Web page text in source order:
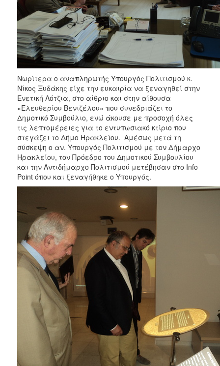
Νωρίτερα ο αναπληρωτής Υπουργός Πολιτισμού κ.
Νίκος Ξυδάκης είχε την ευκαιρία να ξεναγηθεί στην
Ενετική Λότζια, στο αίθριο και στην αίθουσα
«Ελευθερίου Βενιζέλου» που συνεδριάζει το
Δημοτικό Συμβούλιο, ενώ άκουσε με προσοχή όλες
τις λεπτομέρειες για το εντυπωσιακό κτίριο που
στεγάζει το Δήμο Ηρακλείου. Αμέσως μετά τη
σύσκεψη ο αν. Υπουργός Πολιτισμού με τον Δήμαρχο
Ηρακλείου, τον Πρόεδρο του Δημοτικού Συμβουλίου
και την Αντιδήμαρχο Πολιτισμού μετέβησαν στο Info
Point όπου και ξεναγήθηκε ο Υπουργός.